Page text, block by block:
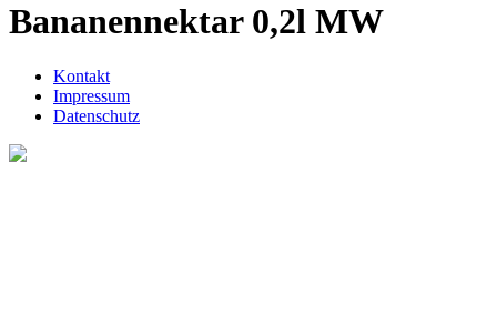
Bananennektar 0,2l MW
Kontakt
Impressum
Datenschutz